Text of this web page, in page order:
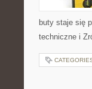
buty staje się
techniczne i